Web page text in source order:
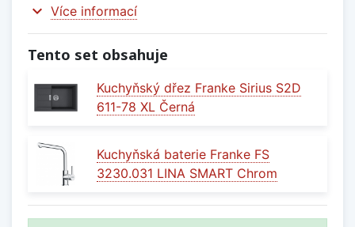
expand_more Více informací
Tento set obsahuje
Kuchyňský dřez Franke Sirius S2D
611-78 XL Černá
Kuchyňská baterie Franke FS
3230.031 LINA SMART Chrom